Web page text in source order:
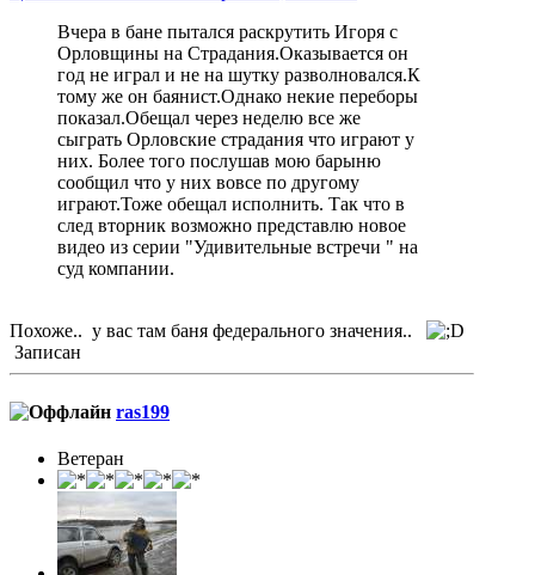
Вчера в бане пытался раскрутить Игоря с
Орловщины на Страдания.Оказывается он
год не играл и не на шутку разволновался.К
тому же он баянист.Однако некие переборы
показал.Обещал через неделю все же
сыграть Орловские страдания что играют у
них. Более того послушав мою барыню
сообщил что у них вовсе по другому
играют.Тоже обещал исполнить. Так что в
след вторник возможно представлю новое
видео из серии "Удивительные встречи " на
суд компании.
Похоже.. у вас там баня федерального значения..
Записан
ras199
Ветеран